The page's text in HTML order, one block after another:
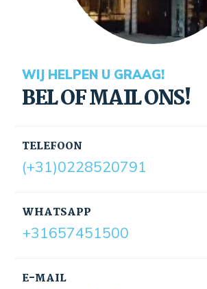
WIJ HELPEN U GRAAG!
BEL OF MAIL ONS!
TELEFOON
(+31)0228520791
E-MAIL
WHATSAPP
+31657451500